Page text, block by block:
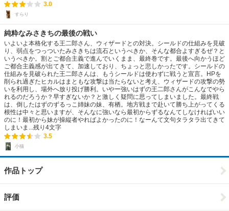
3.0
すらり
純粋なみさきちの最後の戦い
いよいよ本格化する王二郎さん、ウィザードとの対決。シールドの仕組みを見破
り、弱点をつっついたみさきちは流石というべきか、そんな都合よすぎるぜ？と
いうべきか。割とご都合主義で進んでいくまま、最終巻です。最後へ向かうほど
ご都合主義感が出てきて、加速しており、ちょっと悲しかったです。シールドの
仕組みを見破られた王二郎さんは、もうシールドは使わずに戦うと宣言。HPを
削られ過ぎたヒカルはまともな攻撃は当たらないと考え、ウィザードの攻撃の勢
いを利用し、場外へ放り投げ勝利。いやー強いはずの王二郎さんがこんなでやら
れるのだろうか？早すぎないか？と激しく疑問に思ってしまいました。最終戦
は、倒したはずのずるっこ姉妹の妹、有栖。地方戦まで赴いて勝ち上がってくる
根性は中々と思いますが、そんなに強いなら最初からずるなんてしなければいい
のに！最初から妹が操縦者やればよかったのに！なーんて文句タラタラ出てきて
しまいま...残り 4文字
3.5
小猫
作品トップ
評価